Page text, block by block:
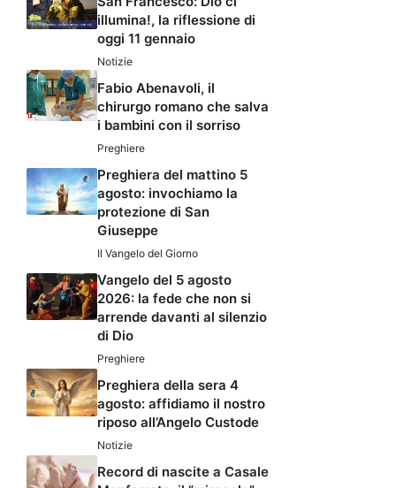
illumina!, la riflessione di
oggi 11 gennaio
Notizie
Fabio Abenavoli, il
chirurgo romano che salva
i bambini con il sorriso
Preghiere
Preghiera del mattino 5
agosto: invochiamo la
protezione di San
Giuseppe
Il Vangelo del Giorno
Vangelo del 5 agosto
2026: la fede che non si
arrende davanti al silenzio
di Dio
Preghiere
Preghiera della sera 4
agosto: affidiamo il nostro
riposo all’Angelo Custode
Notizie
Record di nascite a Casale